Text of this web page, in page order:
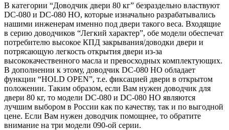
В категории “Доводчик двери 80 кг” безраздельно властвуют
DC-080 и DC-080 HO, которые изначально разрабатывались
нашими инженерам именно под двери такого веса. Входящие
в серию доводчиков “Легкий характер”, обе модели обеспечат
потребителю высокое КПД закрывания/доводки двери и
потрясающую легкость открытия двери из-за
высококачественного масла и превосходных комплектующих.
В дополнении к этому, доводчик DC-080 HO обладает
функции “HOLD OPEN”, т.е. фиксацией двери в открытом
положении. Таким образом, если Вам нужен доводчик для
двери 80 кг, то модели DC-080 и DC-080 HO являются
лучшим выбором в России как по качеству, так и по выгодной
цене. Если Вам нужен доводчик помощнее, то обратите
внимание на три модели 090-ой серии.